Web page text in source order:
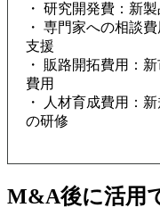
・ 研究開発費：新
・ 専門家への相談
支援
・ 販路開拓費用：
費用
・ 人材育成費用：
の研修
M&A後に活用